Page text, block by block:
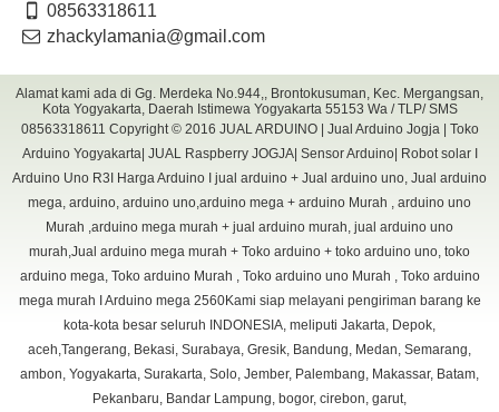
08563318611
zhackylamania@gmail.com
Alamat kami ada di Gg. Merdeka No.944,, Brontokusuman, Kec. Mergangsan,
Kota Yogyakarta, Daerah Istimewa Yogyakarta 55153 Wa / TLP/ SMS
08563318611 Copyright © 2016 JUAL ARDUINO | Jual Arduino Jogja | Toko
Arduino Yogyakarta| JUAL Raspberry JOGJA| Sensor Arduino| Robot solar I
Arduino Uno R3I Harga Arduino I jual arduino + Jual arduino uno, Jual arduino
mega, arduino, arduino uno,arduino mega + arduino Murah , arduino uno
Murah ,arduino mega murah + jual arduino murah, jual arduino uno
murah,Jual arduino mega murah + Toko arduino + toko arduino uno, toko
arduino mega, Toko arduino Murah , Toko arduino uno Murah , Toko arduino
mega murah I Arduino mega 2560Kami siap melayani pengiriman barang ke
kota-kota besar seluruh INDONESIA, meliputi Jakarta, Depok,
aceh,Tangerang, Bekasi, Surabaya, Gresik, Bandung, Medan, Semarang,
ambon, Yogyakarta, Surakarta, Solo, Jember, Palembang, Makassar, Batam,
Pekanbaru, Bandar Lampung, bogor, cirebon, garut,